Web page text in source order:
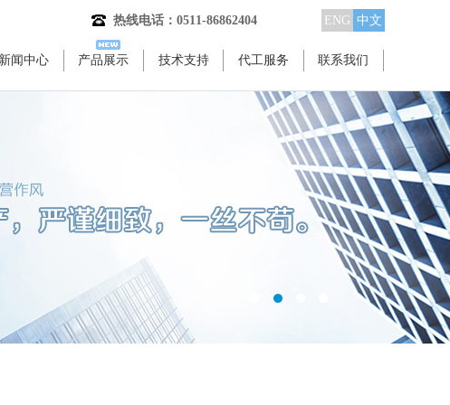
热线电话：0511-86862404 ENG 中文
新闻中心 产品展示 技术支持 代工服务 联系我们